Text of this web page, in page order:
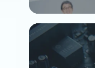
Member